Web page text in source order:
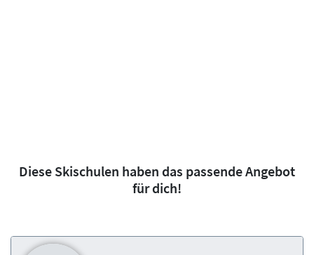
Diese Skischulen haben das passende Angebot
für dich!